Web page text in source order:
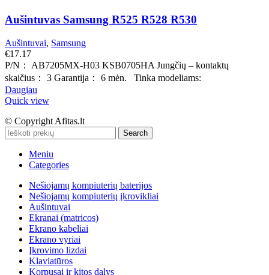
Aušintuvas Samsung R525 R528 R530
Aušintuvai, Samsung
€17.17
P/N： AB7205MX-H03 KSB0705HA Jungčių – kontaktų
skaičius： 3 Garantija： 6 mėn. Tinka modeliams:
Daugiau
Quick view
© Copyright Afitas.lt
Search
Meniu
Categories
Nešiojamų kompiuterių baterijos
Nešiojamų kompiuterių įkrovikliai
Aušintuvai
Ekranai (matricos)
Ekrano kabeliai
Ekrano vyriai
Įkrovimo lizdai
Klaviatūros
Korpusai ir kitos dalys